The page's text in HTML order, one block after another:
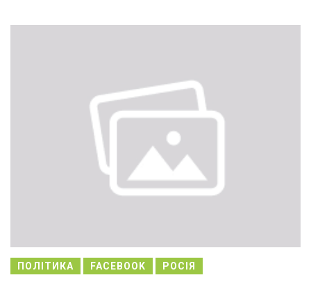
ПОЛІТИКА FACEBOOK РОСІЯ